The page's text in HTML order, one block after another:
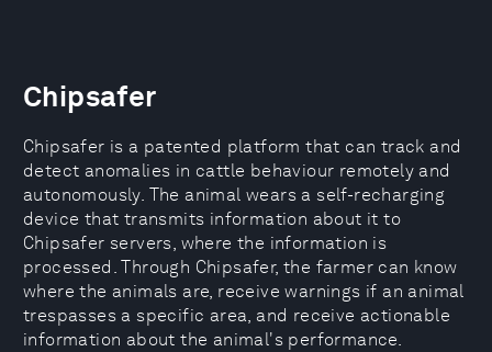
Chipsafer
Chipsafer is a patented platform that can track and
detect anomalies in cattle behaviour remotely and
autonomously. The animal wears a self-recharging
device that transmits information about it to
Chipsafer servers, where the information is
processed. Through Chipsafer, the farmer can know
where the animals are, receive warnings if an animal
trespasses a specific area, and receive actionable
information about the animal's performance.